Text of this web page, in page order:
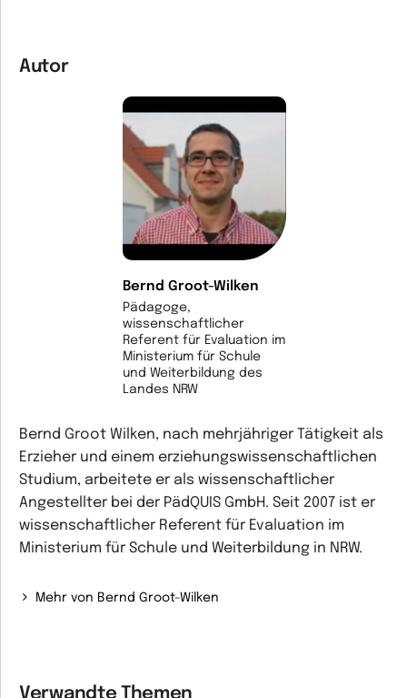
Autor
Bernd Groot-Wilken
Pädagoge,
wissenschaftlicher
Referent für Evaluation im
Ministerium für Schule
und Weiterbildung des
Landes NRW
Bernd Groot Wilken, nach mehrjähriger Tätigkeit als
Erzieher und einem erziehungswissenschaftlichen
Studium, arbeitete er als wissenschaftlicher
Angestellter bei der PädQUIS GmbH. Seit 2007 ist er
wissenschaftlicher Referent für Evaluation im
Ministerium für Schule und Weiterbildung in NRW.
Mehr von Bernd Groot-Wilken
Verwandte Themen